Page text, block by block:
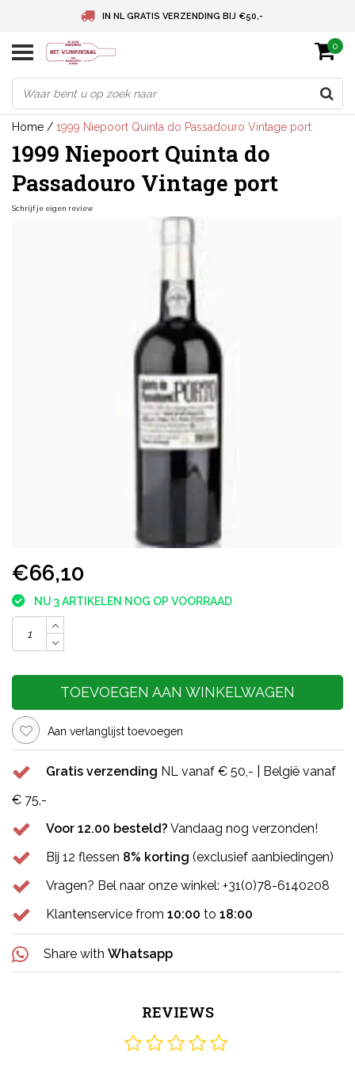
IN NL GRATIS VERZENDING BIJ €50,-
BELGIE GRATIS VERZENDING BIJ € 75
DEUTSCHLAND VERSANDKOSTENFREI AB € 75
0
Home / 1999 Niepoort Quinta do Passadouro Vintage port
1999 Niepoort Quinta do
Passadouro Vintage port
Schrijf je eigen review
€66,10
NU 3 ARTIKELEN NOG OP VOORRAAD
TOEVOEGEN AAN WINKELWAGEN
Aan verlanglijst toevoegen
Gratis verzending NL vanaf € 50,- | België vanaf
€ 75,-
Voor 12.00 besteld? Vandaag nog verzonden!
Bij 12 flessen 8% korting (exclusief aanbiedingen)
Vragen? Bel naar onze winkel: +31(0)78-6140208
Klantenservice from 10:00 to 18:00
Share with Whatsapp
REVIEWS